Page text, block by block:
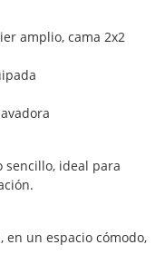
amplio, cama 2x2
sencillo, ideal para
un espacio cómodo,